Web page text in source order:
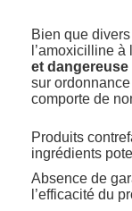
Bien que
l’amoxicilline à
et dangereuse
sur
comporte de
Produits
ingrédients
Absence de
l’efficacité du